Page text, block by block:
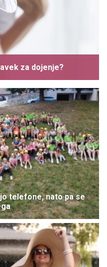
za dojenje?
telefone, nato pa se